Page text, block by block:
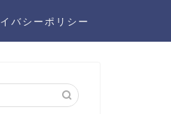
バシーポリシー